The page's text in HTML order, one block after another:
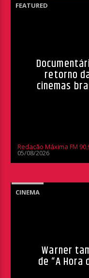
FEATURED
retorno
cinemas
Redação Máxima FM
05/08/2026
CINEMA
Warner
de “A